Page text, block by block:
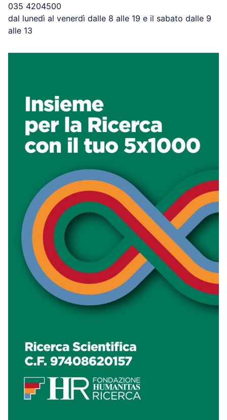
035 4204500
dal lunedì al venerdì dalle 8 alle 19 e il sabato dalle 9
alle 13